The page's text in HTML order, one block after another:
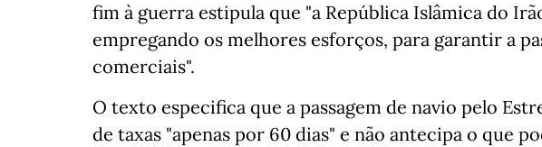
fim à guerra estipula que "a República Islâmica do
empregando os melhores esforços, para garantir a
comerciais".
O texto especifica que a passagem de navio pelo
de taxas "apenas por 60 dias" e não antecipa o que